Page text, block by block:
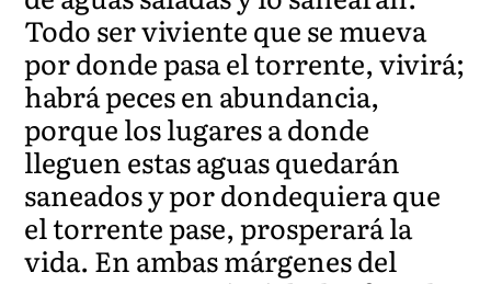
Todo ser viviente que se mueva
por donde pasa el torrente, vivirá;
habrá peces en abundancia,
porque los lugares a donde
lleguen estas aguas quedarán
saneados y por dondequiera que
el torrente pase, prosperará la
vida. En ambas márgenes del